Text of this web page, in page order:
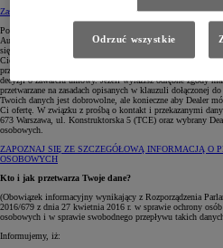
Zasady zachowania poufności
(otwiera się w nowej karcie)
Pozostawiasz nam swoje dane osobowe poprzez formularz
Autoryzowanego Dealera Toyoty. W ten sposób, podajesz
się przez nas z Tobą telefonicznie lub mailowo i w tym celu
Ciebie Autoryzowanemu Dealerowi. W przypadku, gdy
przekaże do Toyota Leasing Polska Sp. z o.o. (adres: ul.
decyzji o zawarciu umowy. Jeżeli wyrazisz odrębne zgody
przetwarzane na zasadach opisanych w klauzuli dołączonej
Twoich danych jest dobrowolne, ale konieczne aby Dealer
Ci ofertę. W związku z prośbą o kontakt i przekazanymi
673 Warszawa, ul. Konstruktorska 5 (TCE) oraz wybrany
osobowych.
ZAPOZNAJ SIĘ ZE SZCZEGÓŁOWĄ INFORMACJĄ O
OSOBOWYCH
Kto i jak przetwarza Twoje dane?
(Obowiązek informacyjny wynikający z Rozporządzenia
2016/679 z dnia 27 kwietnia 2016 r. w sprawie ochrony
osobowych i w sprawie swobodnego przepływu takich
Informujemy, iż:
Odrzuć wszystkie